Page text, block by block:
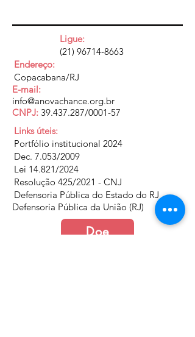
Ligue:
(21) 96714-8663
Endereço:
Copacabana/RJ
E-mail:
info@anovachance.org.br
CNPJ: 39.437.287/0001-57
Links úteis:
Portfólio institucional 2024
Dec. 7.053/2009
Lei 14.821/2024
Resolução 425/2021 - CNJ
Defensoria Pública do Estado do RJ
Defensoria Pública da União (RJ)
Doe